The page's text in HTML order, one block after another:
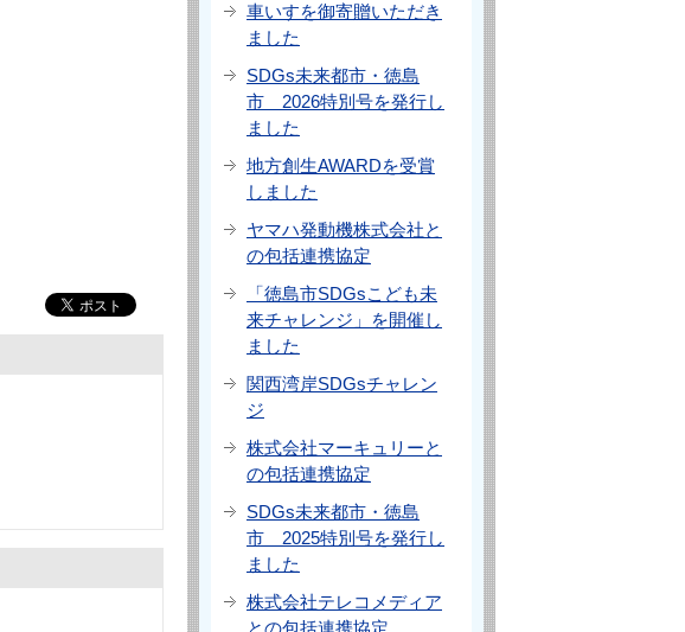
車いすを御寄贈いただき
ました
SDGs未来都市・徳島
市 2026特別号を発行し
ました
地方創生AWARDを受賞
しました
ヤマハ発動機株式会社と
の包括連携協定
「徳島市SDGsこども未
来チャレンジ」を開催し
ました
関西湾岸SDGsチャレン
ジ
株式会社マーキュリーと
の包括連携協定
SDGs未来都市・徳島
市 2025特別号を発行し
ました
株式会社テレコメディア
との包括連携協定